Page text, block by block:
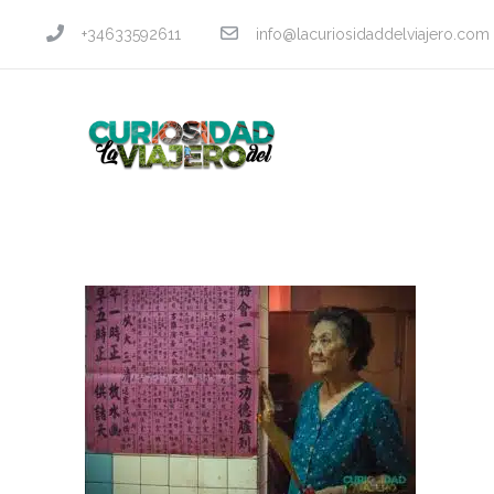
+34633592611 info@lacuriosidaddelviajero.com